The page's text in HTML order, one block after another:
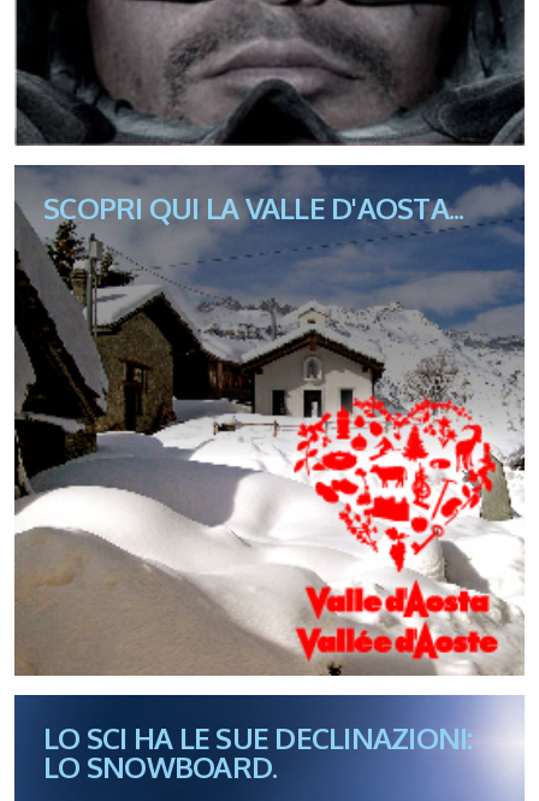
SCOPRI QUI LA VALLE D'AOSTA...
LO SCI HA LE SUE DECLINAZIONI:
LO SNOWBOARD.